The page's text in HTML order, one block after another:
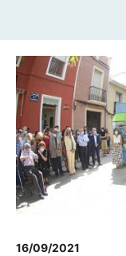
16/09/2021